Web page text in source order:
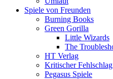
Spiele von Freunden
Burning Books
Green Gorilla
Little Wizards
The
HT Verlag
Kritischer Fehlschlag
Pegasus Spiele